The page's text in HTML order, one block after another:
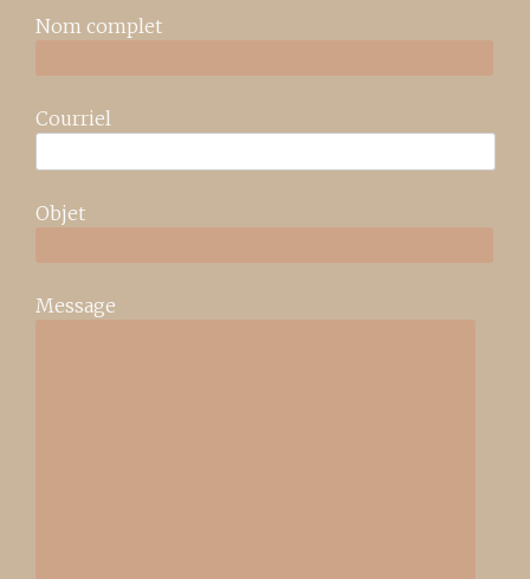
Nom complet
Courriel
Objet
Message